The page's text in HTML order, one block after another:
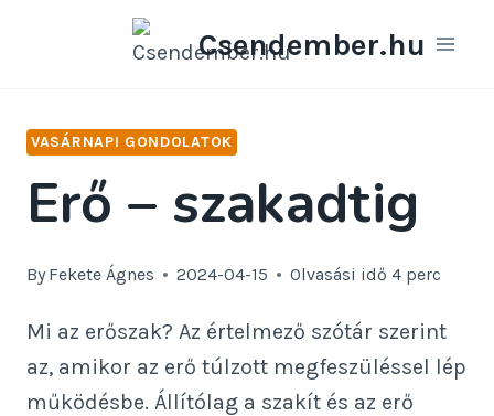
Csendember.hu
VASÁRNAPI GONDOLATOK
Erő – szakadtig
By Fekete Ágnes 2024-04-15 Olvasási idő 4 perc
Mi az erőszak? Az értelmező szótár szerint
az, amikor az erő túlzott megfeszüléssel lép
működésbe. Állítólag a szakít és az erő